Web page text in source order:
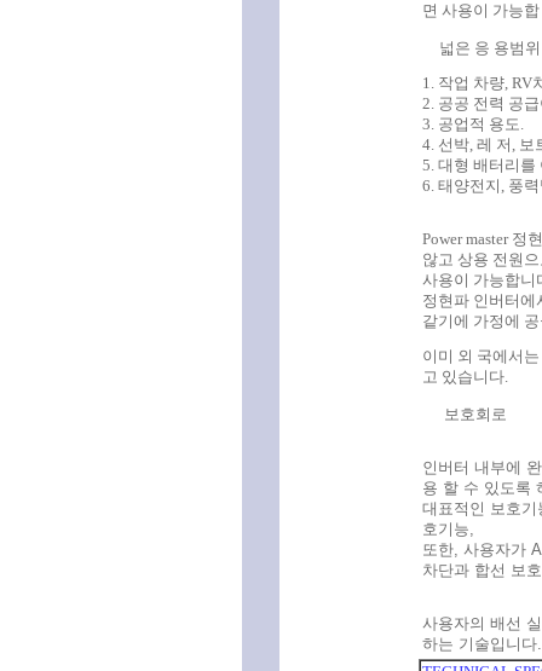
면 사용이 가능
넓은 응 용범위
1. 작업 차량, RV
2. 공공 전력 공
3. 공업적 용도.
4. 선박, 레 저, 보
5. 대형 배터리를
6. 태양전지, 풍
Power master 정
않고 상용 전원
사용이 가능합니
정현파 인버터에
같기에 가정에
이미 외 국에서
고 있습니다.
보호회로
인버터 내부에
용 할 수 있도록
대표적인 보호
호기능,
또한, 사용자가
차단과 합선 보
사용자의 배선
하는 기술입니다.